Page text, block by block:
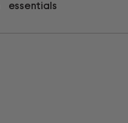
essentials